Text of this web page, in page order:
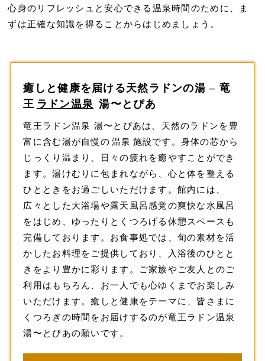
心身のリフレッシュと安心できる温泉時間のために、ま
ずは正確な知識を得ることからはじめましょう。
癒しと健康を届ける天然ラドンの湯 – 竜
王 ラドン温泉 湯〜とぴあ
竜王ラドン温泉 湯〜とぴあは、天然のラドンを豊
富に含む湯が自慢の 温泉 施設です。身体の芯から
じっくり温まり、日々の疲れを癒やすことができ
ます。湯けむりに包まれながら、心と体を整える
ひとときをお過ごしいただけます。館内には、
広々とした大浴場や露天風呂感覚の爽快な水風呂
をはじめ、ゆったりとくつろげる休憩スペースも
完備しております。お食事処では、旬の素材を活
かしたお料理をご提供しており、入浴後のひとと
きをより豊かに彩ります。ご家族やご友人とのご
利用はもちろん、お一人でも心ゆくまでお楽しみ
いただけます。癒しと健康をテーマに、皆さまに
くつろぎの時間をお届けするのが竜王ラドン温泉
湯〜とぴあの願いです。